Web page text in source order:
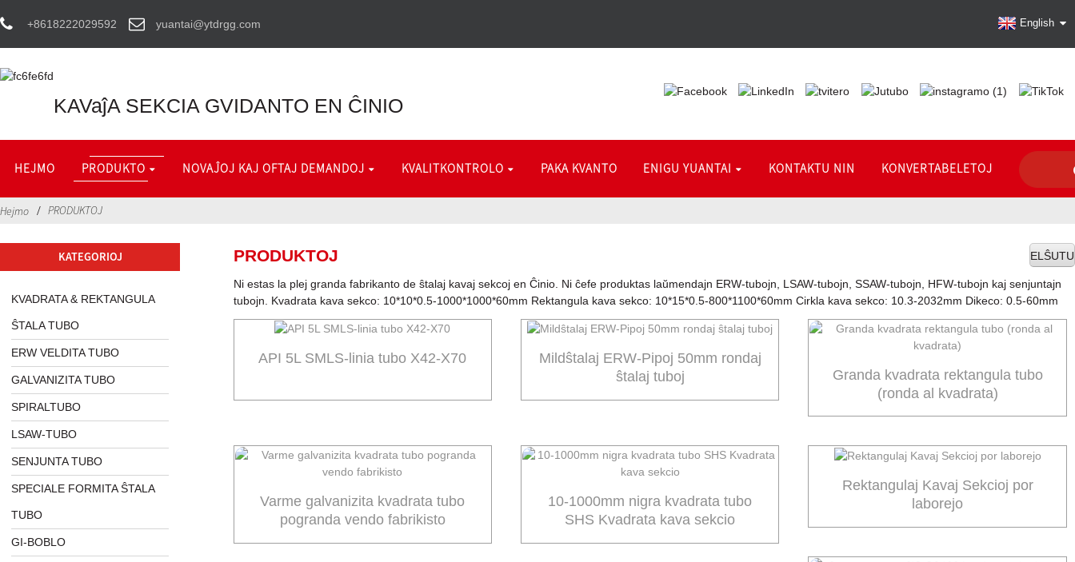
+8618222029592 yuantai@ytdrgg.com English
KAVaĵA SEKCIA GVIDANTO EN ĈINIO
HEJMO PRODUKTO NOVAĴOJ KAJ OFTAJ DEMANDOJ KVALITKONTROLO PAKA KVANTO ENIGU YUANTAI KONTAKTU NIN KONVERTABELETOJ
Hejmo PRODUKTOJ
KATEGORIOJ
KVADRATA & REKTANGULA
ŜTALA TUBO
ERW VELDITA TUBO
GALVANIZITA TUBO
SPIRALTUBO
LSAW-TUBO
SENJUNTA TUBO
SPECIALE FORMITA ŜTALA
TUBO
GI-BOBLO
PRODUKTOJ ELŜUTU
Ni estas la plej granda fabrikanto de ŝtalaj kavaj sekcoj en Ĉinio. Ni ĉefe produktas laŭmendajn ERW-tubojn, LSAW-tubojn, SSAW-tubojn, HFW-tubojn kaj senjuntajn
tubojn. Kvadrata kava sekco: 10*10*0.5-1000*1000*60mm Rektangula kava sekco: 10*15*0.5-800*1100*60mm Cirkla kava sekco: 10.3-2032mm Dikeco: 0.5-60mm
API 5L SMLS-linia tubo X42-X70
Mildŝtalaj ERW-Pipoj 50mm rondaj
ŝtalaj tuboj
Granda kvadrata rektangula tubo
(ronda al kvadrata)
Varme galvanizita kvadrata tubo
pogranda vendo fabrikisto
10-1000mm nigra kvadrata tubo
SHS Kvadrata kava sekcio
Rektangulaj Kavaj Sekcioj por
laborejo